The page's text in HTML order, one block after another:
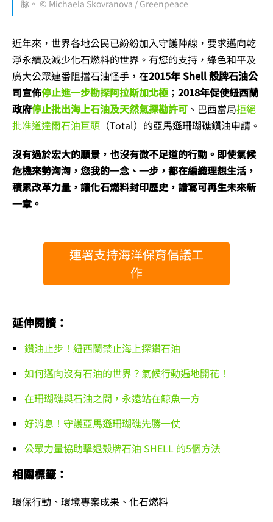
豚。 © Michaela Skovranova / Greenpeace
近年來，世界各地公民已紛紛加入守護陣線，要求邁向乾
淨永續及減少化石燃料的世界。有您的支持，綠色和平及
廣大公眾連番阻擋石油怪手，在2015年 Shell 殼牌石油公
司宣佈停止進一步勘探阿拉斯加北極 ； 2018年促使紐西蘭
政府停止批出海上石油及天然氣探勘許可 、巴西當局拒絕
批准道達爾石油巨頭 （Total）的亞馬遜珊瑚礁鑽油申請。
沒有過於宏大的願景，也沒有微不足道的行動。即使氣候
危機來勢洶洶，您我的一念、一步，都在編織理想生活，
積累改革力量，讓化石燃料封印歷史，譜寫可再生未來新
一章。
連署支持海洋保育倡議工
作
延伸閱讀：
鑽油止步！紐西蘭禁止海上探鑽石油
如何邁向沒有石油的世界？氣候行動遍地開花！
在珊瑚礁與石油之間，永遠站在鯨魚一方
好消息！守護亞馬遜珊瑚礁先勝一仗
公眾力量協助擊退殼牌石油 SHELL 的5個方法
相關標籤：
環保行動 、 環境專案成果 、 化石燃料